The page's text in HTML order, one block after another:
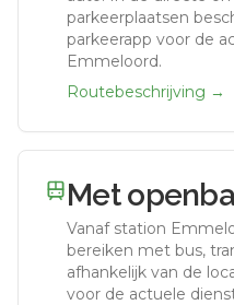
parkeerplaatsen
parkeerapp voor de
Emmeloord.
Routebeschrijving →
Met
Vanaf station
bereiken met bus,
afhankelijk van de
voor de actuele